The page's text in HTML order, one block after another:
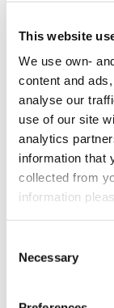
This website
We use own-
content and
analyse our
use of our site
analytics
information that
collected from
information
Selection
Necessary
Journal of
carrières et le
cette affection
négatives sur
la vie. Cela
parentales,
sociale et la
l’état de santé
des
inquiètes pour